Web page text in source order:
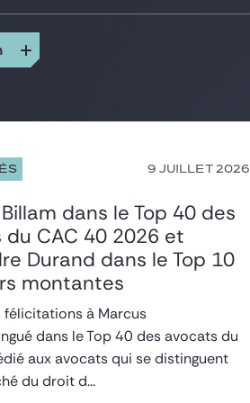
9 JUILLET 2026
dans le Top 40 des
du CAC 40 2026 et
Durand dans le Top 10
montantes
félicitations à Marcus
dans le Top 40 des avocats du
aux avocats qui se distinguent
du droit d...